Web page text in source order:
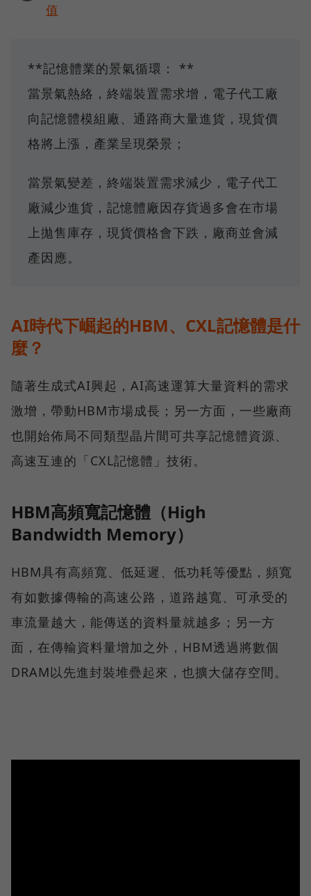
值
**記憶體業的景氣循環： **
當景氣熱絡，終端裝置需求增，電子代工廠
向記憶體模組廠、通路商大量進貨，現貨價
格將上漲，產業呈現榮景；
當景氣變差，終端裝置需求減少，電子代工
廠減少進貨，記憶體廠因存貨過多會在市場
上拋售庫存，現貨價格會下跌，廠商並會減
產因應。
AI時代下崛起的HBM、CXL記憶體是什
麼？
隨著生成式AI興起，AI高速運算大量資料的需求
激增，帶動HBM市場成長；另一方面，一些廠商
也開始佈局不同類型晶片間可共享記憶體資源、
高速互連的「CXL記憶體」技術。
HBM高頻寬記憶體（High
Bandwidth Memory）
HBM具有高頻寬、低延遲、低功耗等優點，頻寬
有如數據傳輸的高速公路，道路越寬、可承受的
車流量越大，能傳送的資料量就越多；另一方
面，在傳輸資料量增加之外，HBM透過將數個
DRAM以先進封裝堆疊起來，也擴大儲存空間。